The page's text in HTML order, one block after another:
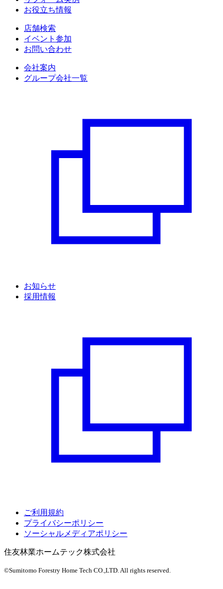
お役立ち情報
店舗検索
イベント参加
お問い合わせ
会社案内
グループ会社一覧
お知らせ
採用情報
ご利用規約
プライバシーポリシー
ソーシャルメディアポリシー
住友林業ホームテック株式会社
©Sumitomo Forestry Home Tech CO.,LTD.All rights reserved.